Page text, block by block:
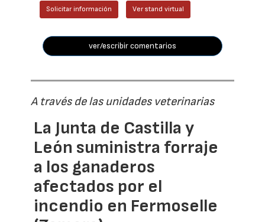
Solicitar información Ver stand virtual
ver/escribir comentarios
A través de las unidades veterinarias
La Junta de Castilla y
León suministra forraje
a los ganaderos
afectados por el
incendio en Fermoselle